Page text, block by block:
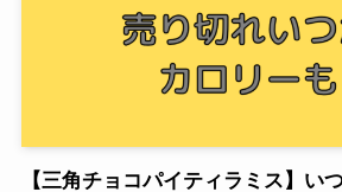
【三角チョコパイティラミス】い